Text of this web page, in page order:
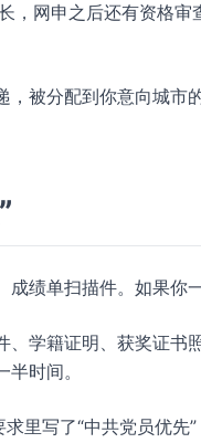
，网申之后还有资格
被分配到你意向城市
绩单扫描件。如果你
、学籍证明、获奖证书
时间。
里写了“中共党员优